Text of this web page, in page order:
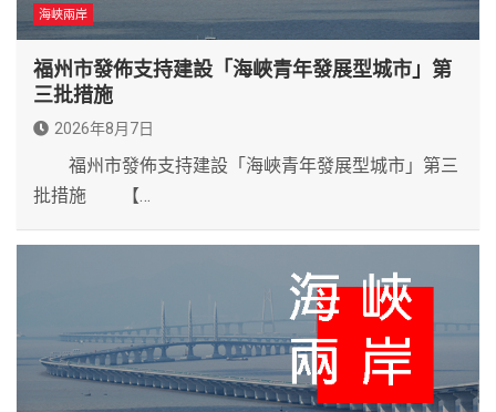
海峽兩岸
福州市發佈支持建設「海峽青年發展型城市」第
三批措施
2026年8月7日
福州市發佈支持建設「海峽青年發展型城市」第三
批措施 【…